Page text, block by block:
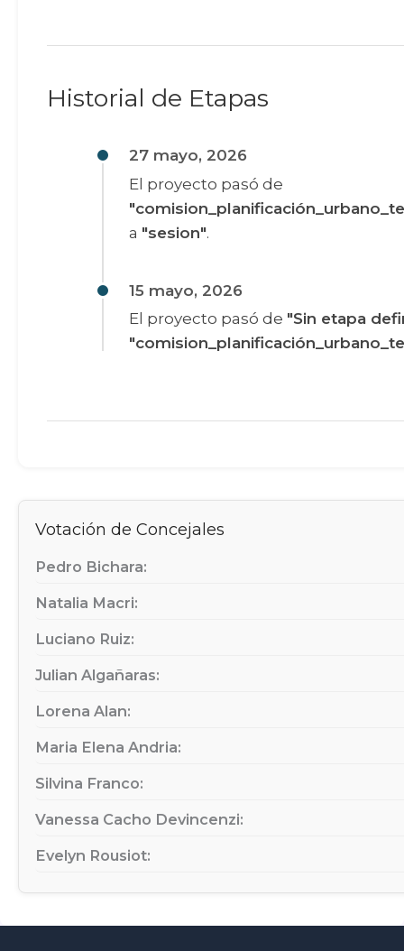
Historial de Etapas
27 mayo, 2026
El proyecto pasó de
a "sesion".
15 mayo, 2026
El proyecto pasó de "Sin etapa
Votación de Concejales
Pedro Bichara:
Natalia Macri:
Luciano Ruiz:
Julian Algañaras:
Lorena Alan:
Maria Elena Andria:
Silvina Franco:
Vanessa Cacho Devincenzi:
Evelyn Rousiot: